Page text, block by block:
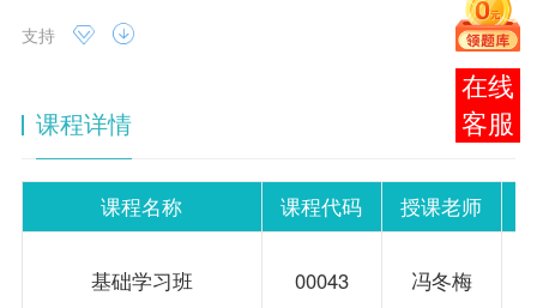
支持
课程详情
课程名称 课程代码 授课老师
基础学习班 00043 冯冬梅
在线
客服